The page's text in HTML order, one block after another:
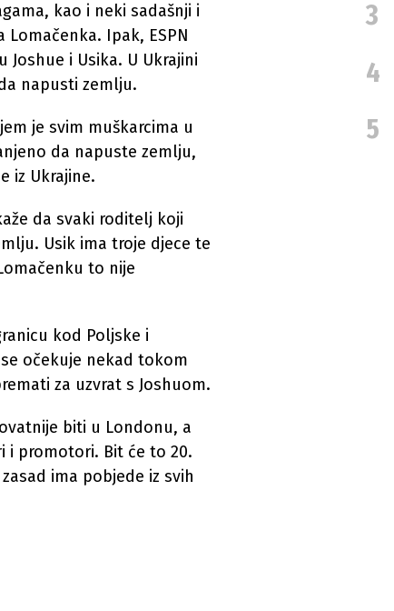
kao i neki sadašnji i
Ipak, ESPN
i Usika. U Ukrajini
napusti zemlju.
je svim muškarcima u
da napuste zemlju,
iz Ukrajine.
da svaki roditelj koji
Usik ima troje djece te
to nije
kod Poljske i
očekuje nekad tokom
za uzvrat s Joshuom.
biti u Londonu, a
i promotori. Bit će to 20.
ima pobjede iz svih